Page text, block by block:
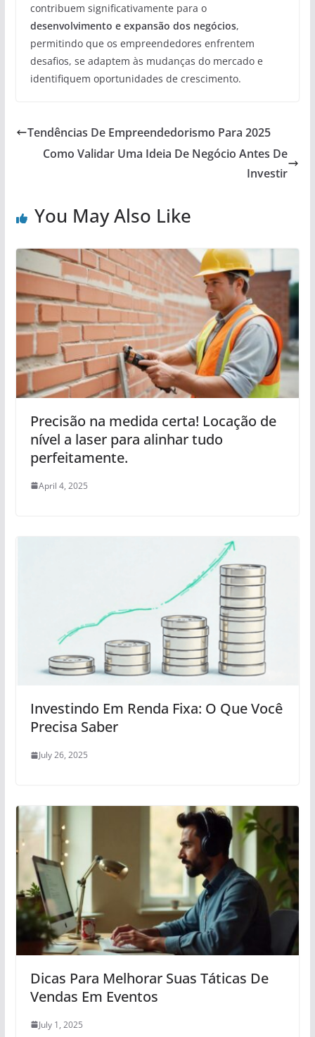
contribuem significativamente para o
desenvolvimento e expansão dos negócios,
permitindo que os empreendedores enfrentem
desafios, se adaptem às mudanças do mercado e
identifiquem oportunidades de crescimento.
Tendências De Empreendedorismo Para 2025
Como Validar Uma Ideia De Negócio Antes De
Investir
You May Also Like
Precisão na medida certa! Locação de
nível a laser para alinhar tudo
perfeitamente.
April 4, 2025
Investindo Em Renda Fixa: O Que Você
Precisa Saber
July 26, 2025
Dicas Para Melhorar Suas Táticas De
Vendas Em Eventos
July 1, 2025